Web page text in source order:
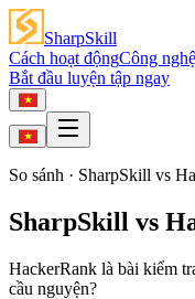
SharpSkill
Cách hoạt độngCông nghệ
Bắt đầu luyện tập ngay
So sánh · SharpSkill vs
SharpSkill vs
HackerRank là bài kiểm
cầu nguyện?